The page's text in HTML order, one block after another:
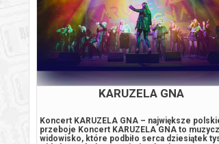
ZOOEGZOTYKA WROCŁAW
Zapraszamy na fantastyczny event ze
roślinami egzotycznymi! Nasze wydarzenie
obejmuje 3 tematyki: - Terrarystykę -